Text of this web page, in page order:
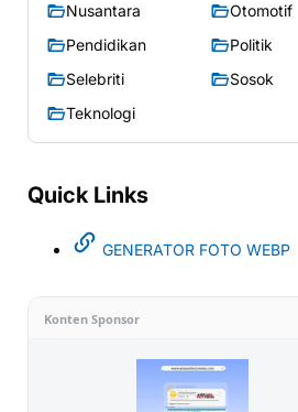
Nusantara
Otomotif
Pendidikan
Politik
Selebriti
Sosok
Teknologi
Quick Links
GENERATOR FOTO WEBP
Konten Sponsor